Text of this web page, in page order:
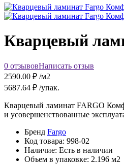
Кварцевый
0 отзывовНаписать отзыв
2590.00 ₽ /м2
5687.64 ₽ /упак.
Кварцевый ламинат FARGO
и усовершенствованные
Бренд Fargo
Код товара: 998-02
Наличие: Есть в наличии
Объем в упаковке: 2.196 м2